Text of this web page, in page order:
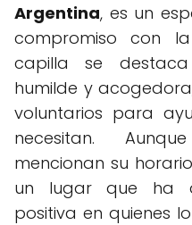
Argentina, es un
compromiso con
capilla se
humilde y
voluntarios para
necesitan.
mencionan su
un lugar que ha
positiva en quienes